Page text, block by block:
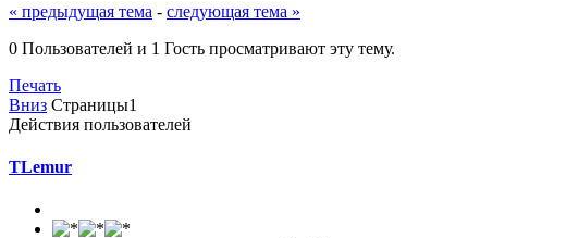
« предыдущая тема - следующая тема »
0 Пользователей и 1 Гость просматривают эту тему.
Печать
Вниз Страницы1
Действия пользователей
TLemur